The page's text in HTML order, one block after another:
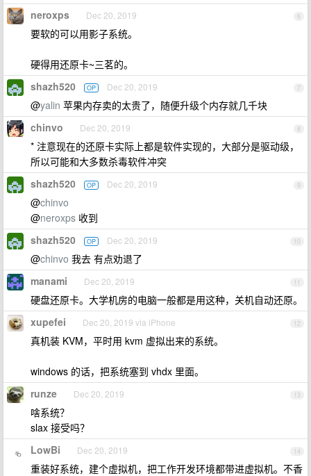
6
neroxps Dec 20, 2019
要软的可以用影子系统。
硬得用还原卡~三茗的。
7
shazh520 OP Dec 20, 2019
@yalin 苹果内存卖的太贵了，随便升级个内存就几千块
8
chinvo Dec 20, 2019
* 注意现在的还原卡实际上都是软件实现的，大部分是驱动级，
所以可能和大多数杀毒软件冲突
9
shazh520 OP Dec 20, 2019
@chinvo
@neroxps 收到
10
shazh520 OP Dec 20, 2019
@chinvo 我去 有点劝退了
11
manami Dec 20, 2019
硬盘还原卡。大学机房的电脑一般都是用这种，关机自动还原。
12
xupefei Dec 20, 2019 via iPhone
真机装 KVM，平时用 kvm 虚拟出来的系统。
windows 的话，把系统塞到 vhdx 里面。
13
runze Dec 20, 2019
啥系统？
slax 接受吗？
14
LowBi Dec 20, 2019
重装好系统，建个虚拟机，把工作开发环境都带进虚拟机。不香